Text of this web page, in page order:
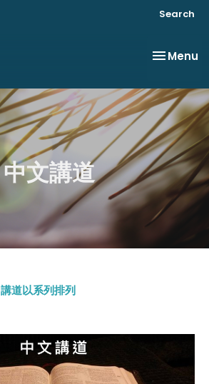
Search
Toggle
Menu
中文講道
講道以系列排列